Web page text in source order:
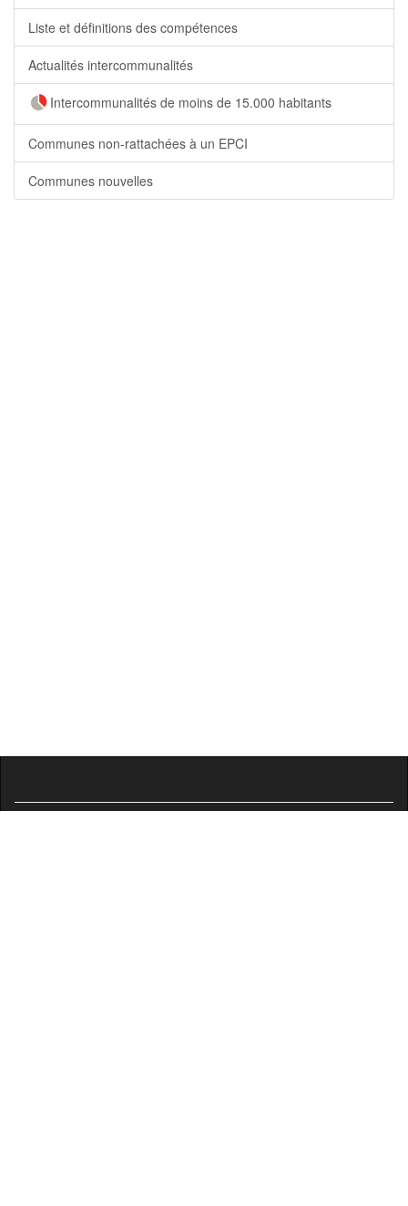
Liste et définitions des compétences
Actualités intercommunalités
Intercommunalités de moins de 15.000 habitants
Communes non-rattachées à un EPCI
Communes nouvelles